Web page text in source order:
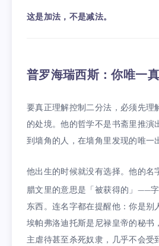
这是加法，不是减法。
普罗海瑞西斯：你唯一
要真正理解控制二分法，必须先理
的处境。他的哲学不是书斋里推演
到墙角的人，在墙角里发现的唯一
他出生的时候就没有选择。他的名
腊文里的意思是「被获得的」——
东西。连名字都在提醒他：你是别
埃帕弗洛迪托斯是尼禄皇帝的秘书
主虐待甚至杀死奴隶，几乎不会受